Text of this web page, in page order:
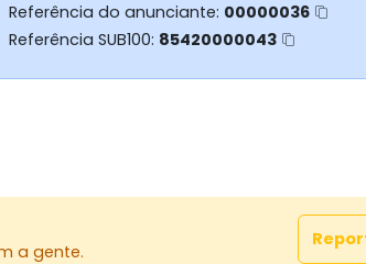
Referência do anunciante: 00000036
Referência SUB100: 85420000043
a gente.